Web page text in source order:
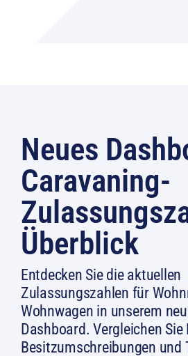
Neues
Caravaning-
Überblick
Entdecken Sie die aktuellen
Zulassungszahlen für
Wohnwagen in unserem
Dashboard. Vergleichen
Besitzumschreibungen und